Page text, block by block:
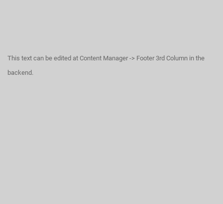
This text can be edited at Content Manager -> Footer 3rd Column in the
backend.